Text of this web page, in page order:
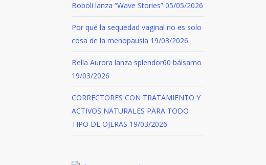
Boboli lanza “Wave Stories” 05/05/2026
Por qué la sequedad vaginal no es solo
cosa de la menopausia 19/03/2026
Bella Aurora lanza splendor60 bálsamo
19/03/2026
CORRECTORES CON TRATAMIENTO Y
ACTIVOS NATURALES PARA TODO
TIPO DE OJERAS 19/03/2026